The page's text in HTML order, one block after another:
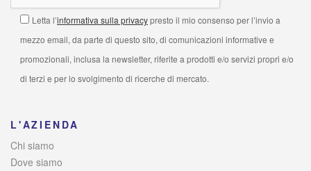
Letta l’informativa sulla privacypresto il mio consenso per l’invio a
mezzo email, da parte di questo sito, di comunicazioni informative e
promozionali, inclusa la newsletter, riferite a prodotti e/o servizi propri e/o
di terzi e per lo svolgimento di ricerche di mercato.
L'AZIENDA
Chi siamo
Dove siamo